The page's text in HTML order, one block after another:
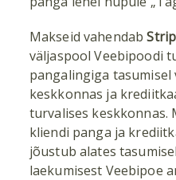
Makseid vahendab
väljaspool Veebipoodi
pangalingiga
keskkonnas ja
turvalises keskkonnas.
kliendi panga ja
jõustub alates
laekumisest Veebipoe